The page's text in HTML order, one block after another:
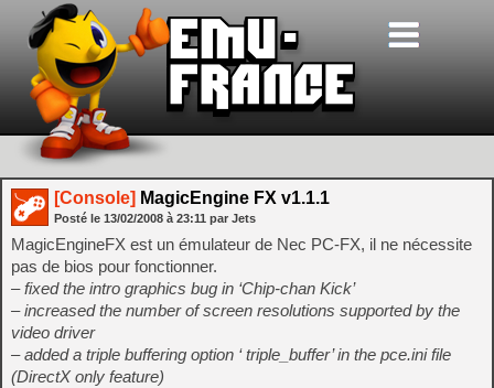
[Console] MagicEngine FX v1.1.1
Posté le 13/02/2008 à 23:11 par Jets
MagicEngineFX est un émulateur de Nec PC-FX, il ne nécessite
pas de bios pour fonctionner.
– fixed the intro graphics bug in ‘Chip-chan Kick’
– increased the number of screen resolutions supported by the
video driver
– added a triple buffering option ‘ triple_buffer’ in the pce.ini file
(DirectX only feature)